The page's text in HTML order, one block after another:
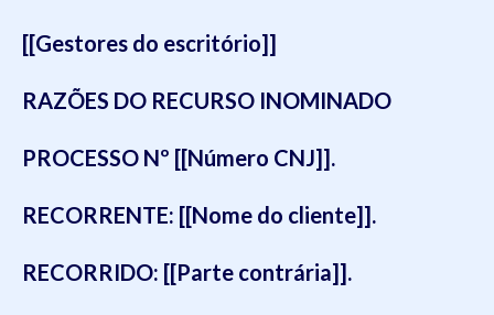
[[Gestores do escritório]]
RAZÕES DO RECURSO INOMINADO
PROCESSO Nº [[Número CNJ]].
RECORRENTE: [[Nome do cliente]].
RECORRIDO: [[Parte contrária]].